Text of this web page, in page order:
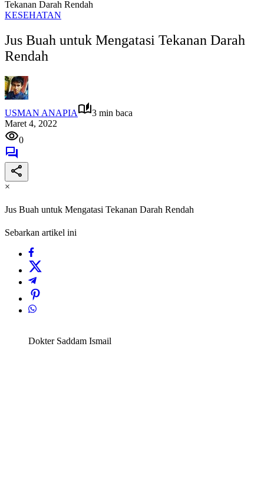
Tekanan Darah Rendah
KESEHATAN
Jus Buah untuk Mengatasi Tekanan Darah
Rendah
USMAN ANAPIA
3 min baca
Maret 4, 2022
0
×
Jus Buah untuk Mengatasi Tekanan Darah Rendah
Sebarkan artikel ini
Dokter Saddam Ismail